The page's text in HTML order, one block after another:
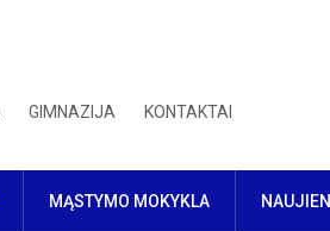
GIMNAZIJA KONTAKTAI
MĄSTYMO MOKYKLA